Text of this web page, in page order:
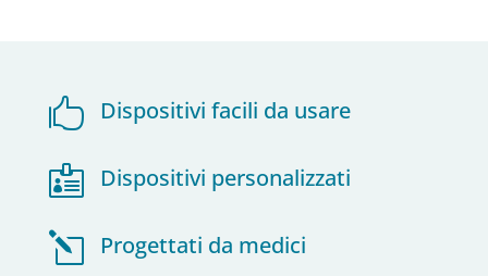
 Dispositivi facili da usare
 Dispositivi personalizzati
l Progettati da medici